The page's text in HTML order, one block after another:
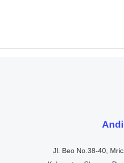
Jl. Beo No.38-40,